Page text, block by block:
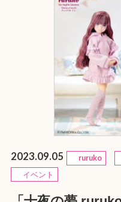
2023.09.05 ruruko
イベント